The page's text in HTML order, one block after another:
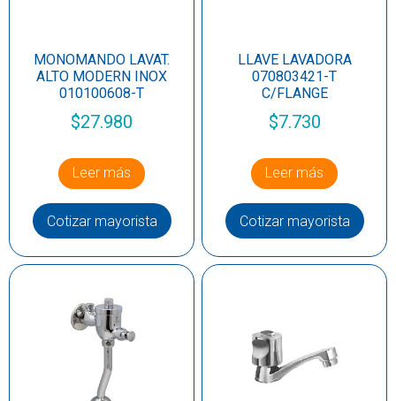
MONOMANDO LAVAT.
ALTO MODERN INOX
010100608-T
$27.980
Leer más
Cotizar mayorista
LLAVE LAVADORA
070803421-T
C/FLANGE
$7.730
Leer más
Cotizar mayorista